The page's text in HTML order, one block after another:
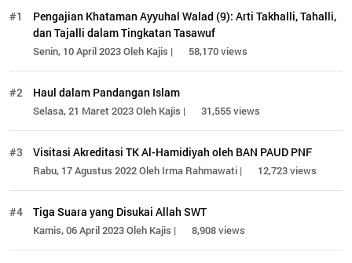
#1
Pengajian Khataman Ayyuhal Walad (9): Arti Takhalli, Tahalli,
dan Tajalli dalam Tingkatan Tasawuf
Senin, 10 April 2023 Oleh Kajis | 58,170 views
#2 Haul dalam Pandangan Islam
Selasa, 21 Maret 2023 Oleh Kajis | 31,555 views
#3 Visitasi Akreditasi TK Al-Hamidiyah oleh BAN PAUD PNF
Rabu, 17 Agustus 2022 Oleh Irma Rahmawati | 12,723 views
#4 Tiga Suara yang Disukai Allah SWT
Kamis, 06 April 2023 Oleh Kajis | 8,908 views